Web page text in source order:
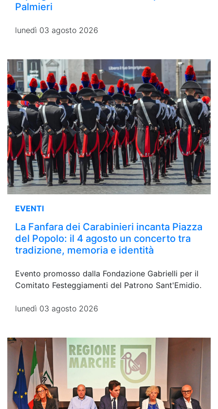
Palmieri
lunedì 03 agosto 2026
EVENTI
La Fanfara dei Carabinieri incanta Piazza
del Popolo: il 4 agosto un concerto tra
tradizione, memoria e identità
Evento promosso dalla Fondazione Gabrielli per il
Comitato Festeggiamenti del Patrono Sant'Emidio.
lunedì 03 agosto 2026